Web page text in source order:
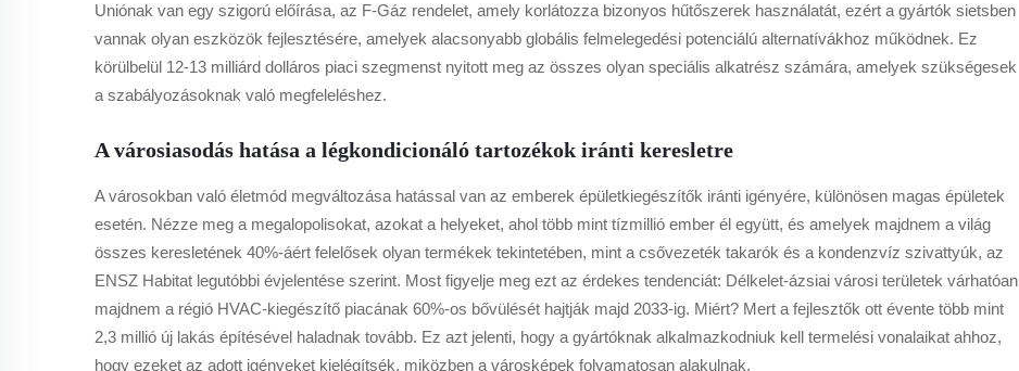
Uniónak van egy szigorú előírása, az F-Gáz rendelet, amely korlátozza bizonyos hűtőszerek használatát, ezért a gyártók sietsben
vannak olyan eszközök fejlesztésére, amelyek alacsonyabb globális felmelegedési potenciálú alternatívákhoz működnek. Ez
körülbelül 12-13 milliárd dolláros piaci szegmenst nyitott meg az összes olyan speciális alkatrész számára, amelyek szükségesek
a szabályozásoknak való megfeleléshez.
A városiasodás hatása a légkondicionáló tartozékok iránti keresletre
A városokban való életmód megváltozása hatással van az emberek épületkiegészítők iránti igényére, különösen magas épületek
esetén. Nézze meg a megalopolisokat, azokat a helyeket, ahol több mint tízmillió ember él együtt, és amelyek majdnem a világ
összes keresletének 40%-áért felelősek olyan termékek tekintetében, mint a csővezeték takarók és a kondenzvíz szivattyúk, az
ENSZ Habitat legutóbbi évjelentése szerint. Most figyelje meg ezt az érdekes tendenciát: Délkelet-ázsiai városi területek várhatóan
majdnem a régió HVAC-kiegészítő piacának 60%-os bővülését hajtják majd 2033-ig. Miért? Mert a fejlesztők ott évente több mint
2,3 millió új lakás építésével haladnak tovább. Ez azt jelenti, hogy a gyártóknak alkalmazkodniuk kell termelési vonalaikat ahhoz,
hogy ezeket az adott igényeket kielégítsék, miközben a városképek folyamatosan alakulnak.